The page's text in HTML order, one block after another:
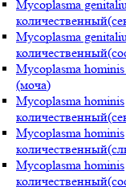
Mycoplasma
Mycoplasma
Mycoplasma
(моча)
Mycoplasma hominis
Mycoplasma hominis
Mycoplasma hominis